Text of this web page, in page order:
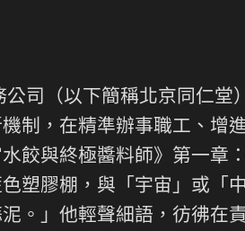
司（以下簡稱北京同仁
制，在精準辦事職工、增
餃與終極醬料師》第一章
塑膠棚，與「宇宙」或「
。」他輕聲細語，彷彿在